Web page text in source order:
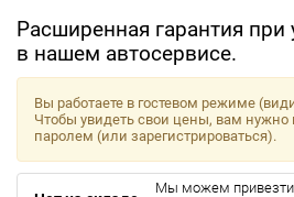
Расширенная гарантия при
в нашем автосервисе.
Вы работаете в гостевом режиме
Чтобы увидеть свои цены, вам нужно
паролем (или зарегистрироваться).
Мы можем привезти